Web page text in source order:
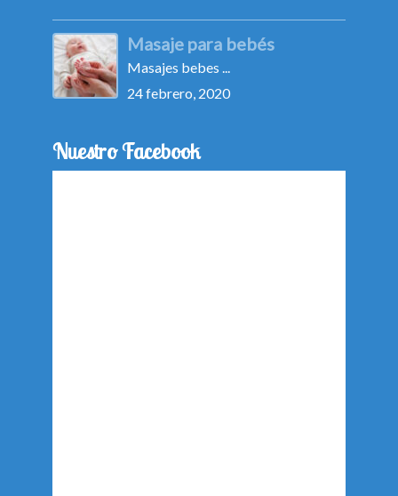
Masaje para bebés
Masajes bebes ...
24 febrero, 2020
Nuestro Facebook